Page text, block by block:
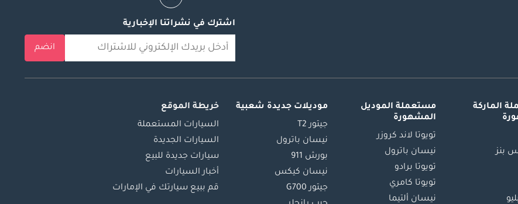
اشترك في نشراتنا الإخبارية
انضم
الماركة
بنز
مستعملة الموديل
المشهورة
تويوتا لاند كروزر
نيسان باترول
تويوتا برادو
تويوتا كامري
نيسان ألتيما
موديلات جديدة شعبية
جيتور T2
نيسان باترول
بورش 911
نيسان كيكس
جيتور G700
خريطة الموقع
السيارات المستعملة
السيارات الجديدة
سيارات جديدة للبيع
أخبار السيارات
قم ببيع سيارتك في الإمارات